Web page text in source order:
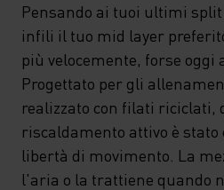
Pensando ai tuoi ultimi
infili il tuo mid layer
più velocemente, forse oggi
Progettato per gli
realizzato con filati riciclati,
riscaldamento attivo è stato
libertà di movimento. La
l'aria o la trattiene quando